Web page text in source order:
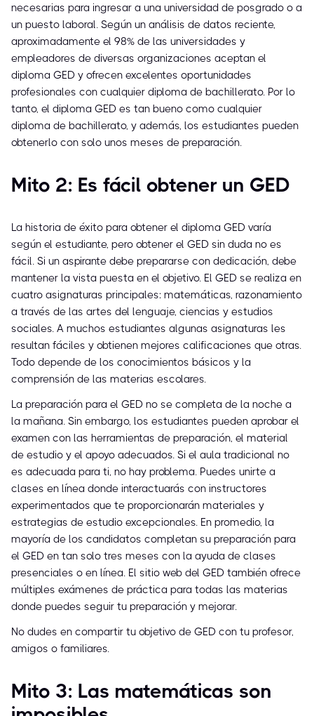
necesarias para ingresar a una universidad de posgrado o a
un puesto laboral. Según un análisis de datos reciente,
aproximadamente el 98% de las universidades y
empleadores de diversas organizaciones aceptan el
diploma GED y ofrecen excelentes oportunidades
profesionales con cualquier diploma de bachillerato. Por lo
tanto, el diploma GED es tan bueno como cualquier
diploma de bachillerato, y además, los estudiantes pueden
obtenerlo con solo unos meses de preparación.
Mito 2: Es fácil obtener un GED
La historia de éxito para obtener el diploma GED varía
según el estudiante, pero obtener el GED sin duda no es
fácil. Si un aspirante debe prepararse con dedicación, debe
mantener la vista puesta en el objetivo. El GED se realiza en
cuatro asignaturas principales: matemáticas, razonamiento
a través de las artes del lenguaje, ciencias y estudios
sociales. A muchos estudiantes algunas asignaturas les
resultan fáciles y obtienen mejores calificaciones que otras.
Todo depende de los conocimientos básicos y la
comprensión de las materias escolares.
La preparación para el GED no se completa de la noche a
la mañana. Sin embargo, los estudiantes pueden aprobar el
examen con las herramientas de preparación, el material
de estudio y el apoyo adecuados. Si el aula tradicional no
es adecuada para ti, no hay problema. Puedes unirte a
clases en línea donde interactuarás con instructores
experimentados que te proporcionarán materiales y
estrategias de estudio excepcionales. En promedio, la
mayoría de los candidatos completan su preparación para
el GED en tan solo tres meses con la ayuda de clases
presenciales o en línea. El sitio web del GED también ofrece
múltiples exámenes de práctica para todas las materias
donde puedes seguir tu preparación y mejorar.
No dudes en compartir tu objetivo de GED con tu profesor,
amigos o familiares.
Mito 3: Las matemáticas son